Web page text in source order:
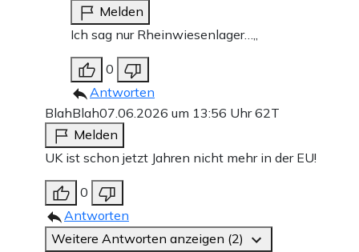
Melden
Ich sag nur Rheinwiesenlager…,,
0
Antworten
BlahBlah07.06.2026 um 13:56 Uhr62T
Melden
UK ist schon jetzt Jahren nicht mehr in der EU!
0
Antworten
Weitere Antworten anzeigen (2)